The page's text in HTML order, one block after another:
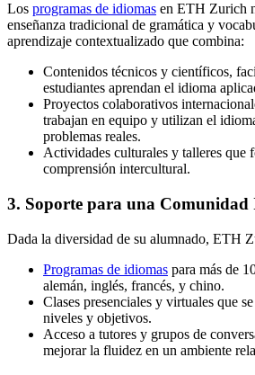
Los programas de idiomas en ETH Zurich
enseñanza tradicional de gramática y
aprendizaje contextualizado que combina:
Contenidos técnicos y científicos,
estudiantes aprendan el idioma
Proyectos colaborativos
trabajan en equipo y utilizan el
problemas reales.
Actividades culturales y talleres que
comprensión intercultural.
3. Soporte para una Comunidad
Dada la diversidad de su alumnado, ETH
Programas de idiomas para más de
alemán, inglés, francés, y chino.
Clases presenciales y virtuales que
niveles y objetivos.
Acceso a tutores y grupos de
mejorar la fluidez en un ambiente